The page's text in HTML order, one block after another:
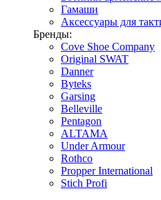
Гамаши
Аксессуары для
Бренды:
Cove Shoe Company
Original SWAT
Danner
Byteks
Garsing
Belleville
Pentagon
ALTAMA
Under Armour
Rothco
Propper International
Stich Profi